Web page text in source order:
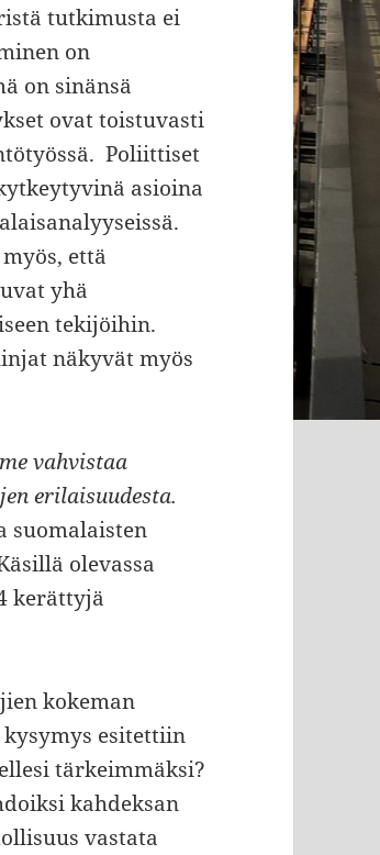
tutkimusta ei
on
on sinänsä
ovat toistuvasti
Poliittiset
asioina
että
yhä
tekijöihin.
näkyvät myös
vahvistaa
erilaisuudesta.
suomalaisten
olevassa
kerättyjä
kokeman
esitettiin
tärkeimmäksi?
kahdeksan
vastata